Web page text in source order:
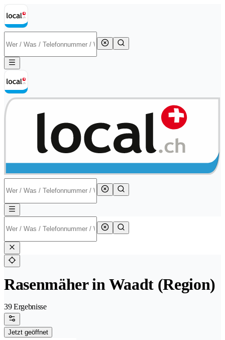
Rasenmäher in Waadt (Region)
39 Ergebnisse
Jetzt geöffnet